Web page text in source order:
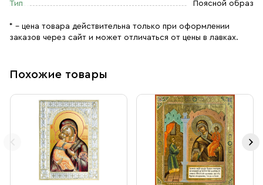
Тип Поясной образ
* – цена товара действительна только при оформлении
заказов через сайт и может отличаться от цены в лавках.
Похожие товары